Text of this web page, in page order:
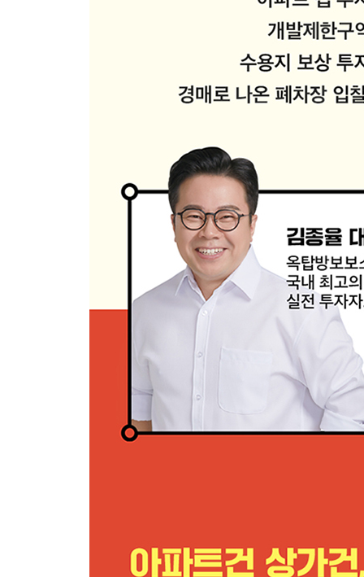
토지를 더 알고 싶다면 공적 장부 확인을
알고 해야 돈이 되는 농지·산지 투자
농지에 농사를 짓지 않으면 어떻게 될까?
농지 투자의 핵심, 농업진흥구역이 해제될 곳을 노
시장이 바뀔 때는 이런 투자를
지식산업센터가 뜰 때는 준공업지역 투자를
지식산업센터가 들어서면 상권이 바뀐다고?
4장_토지, 남보다 잘 사는 방법
초보 토지 투자자가 접근하기 좋은 경매와 공매
공인중개사를 통해 토지를 매매할 때
토지 시세를 파악하는 법
토지 대출 잘 받는 법
토지 투자 시 활용하면 좋은 사이트와 앱
5장_ 다양한 사례로 풀어보는 토지 투자
앞으로 10년간 주목해야 할 토지 투자 유망지역